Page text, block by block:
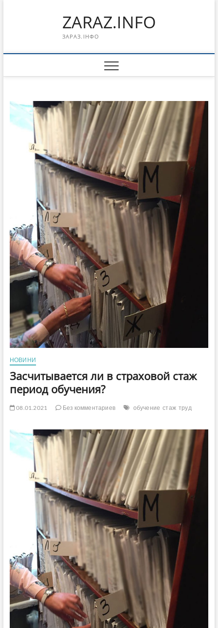
ZARAZ.INFO
ЗАРАЗ.ІНФО
НОВИНИ
Засчитывается ли в страховой стаж
период обучения?
08.01.2021 Без комментариев обучение стаж труд